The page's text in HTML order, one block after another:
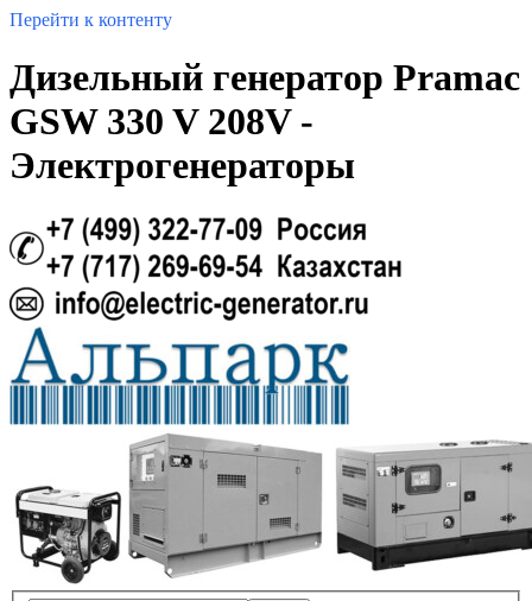
Перейти к контенту
Дизельный генератор Pramac
GSW 330 V 208V -
Электрогенераторы